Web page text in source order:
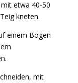
etwa 40-50
kneten.
einem Bogen
mit